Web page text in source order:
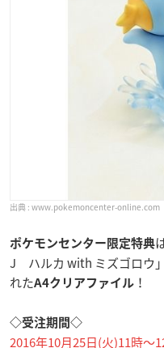
www.pokemoncenter-online.com
ポケモンセンター限定特典
J ハルカ with ミズゴロウ
れたA4クリアファイル ！
◇受注期間◇
2016年10月25日(火)11時〜